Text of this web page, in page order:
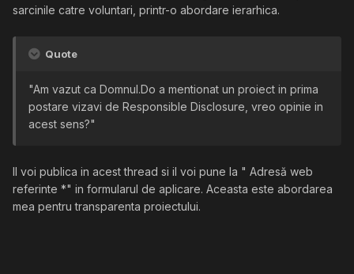
sarcinile catre voluntari, printr-o abordare ierarhica.
Quote
"Am vazut ca Domnul.Do a mentionat un proiect in prima
postare vizavi de Responsible Disclosure, vreo opinie in
acest sens?"
Il voi publica in acest thread si il voi pune la " Adresă web
referinte *" in formularul de aplicare. Aceasta este abordarea
mea pentru transparenta proiectului.